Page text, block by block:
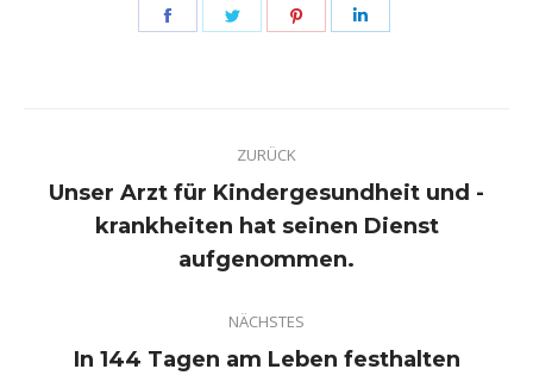
Share
Share
Share
ZURÜCK
Vorheriger
Beitrag:
Unser Arzt für Kindergesundheit und -
krankheiten hat seinen Dienst
aufgenommen.
NÄCHSTES
Nächster
In 144 Tagen am Leben festhalten